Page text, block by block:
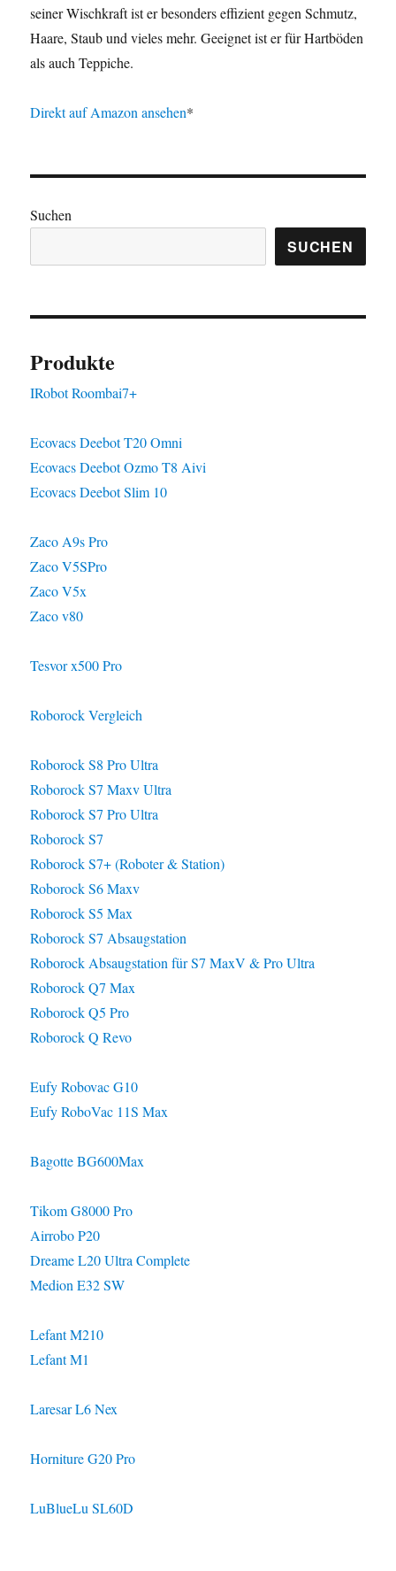
seiner Wischkraft ist er besonders effizient gegen Schmutz,
Haare, Staub und vieles mehr. Geeignet ist er für Hartböden
als auch Teppiche.
Direkt auf Amazon ansehen*
Suchen
SUCHEN
Produkte
IRobot Roombai7+
Ecovacs Deebot T20 Omni
Ecovacs Deebot Ozmo T8 Aivi
Ecovacs Deebot Slim 10
Zaco A9s Pro
Zaco V5SPro
Zaco V5x
Zaco v80
Tesvor x500 Pro
Roborock Vergleich
Roborock S8 Pro Ultra
Roborock S7 Maxv Ultra
Roborock S7 Pro Ultra
Roborock S7
Roborock S7+ (Roboter & Station)
Roborock S6 Maxv
Roborock S5 Max
Roborock S7 Absaugstation
Roborock Absaugstation für S7 MaxV & Pro Ultra
Roborock Q7 Max
Roborock Q5 Pro
Roborock Q Revo
Eufy Robovac G10
Eufy RoboVac 11S Max
Bagotte BG600Max
Tikom G8000 Pro
Airrobo P20
Dreame L20 Ultra Complete
Medion E32 SW
Lefant M210
Lefant M1
Laresar L6 Nex
Horniture G20 Pro
LuBlueLu SL60D